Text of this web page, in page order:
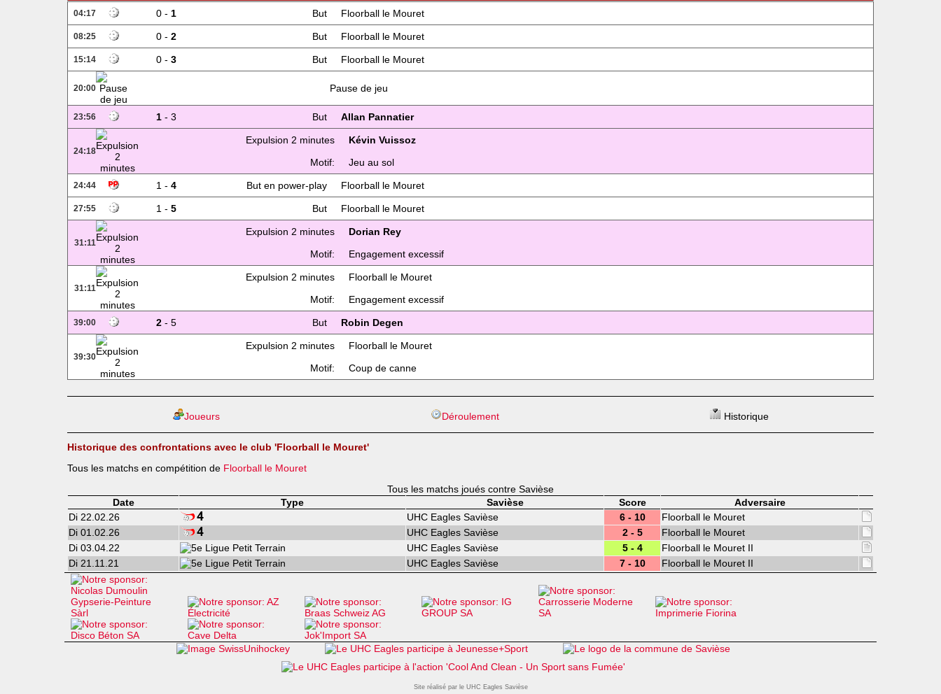
04:17
0 - 1 But Floorball le Mouret
08:25 0 - 2 But Floorball le Mouret
15:14 0 - 3 But Floorball le Mouret
20:00 Pause de jeu
23:56 1- 3 But Allan Pannatier
24:18
Expulsion 2 minutes
Kévin Vuissoz
Motif:
Jeu au sol
24:44 1 - 4 But en power-play Floorball le Mouret
27:55 1 - 5 But Floorball le Mouret
31:11
Expulsion 2 minutes
Dorian Rey
Motif:
Engagement excessif
31:11
Expulsion 2 minutes
Floorball le Mouret
Motif:
Engagement excessif
39:00 2- 5 But Robin Degen
39:30
Expulsion 2 minutes
Floorball le Mouret
Motif:
Coup de canne
Joueurs Déroulement Historique
Historique des confrontations avec le club 'Floorball le Mouret'
Tous les matchs en compétition de Floorball le Mouret
Tous les matchs joués contre Savièse
Date
Type Savièse Score
Adversaire
Di 22.02.26
UHC Eagles Savièse 6 - 10
Floorball le Mouret
Di 01.02.26
UHC Eagles Savièse 2 - 5
Floorball le Mouret
Di 03.04.22
UHC Eagles Savièse 5 - 4
Floorball le Mouret II
Di 21.11.21
UHC Eagles Savièse 7 - 10 Floorball le Mouret II
Site réalisé par le UHC Eagles Savièse